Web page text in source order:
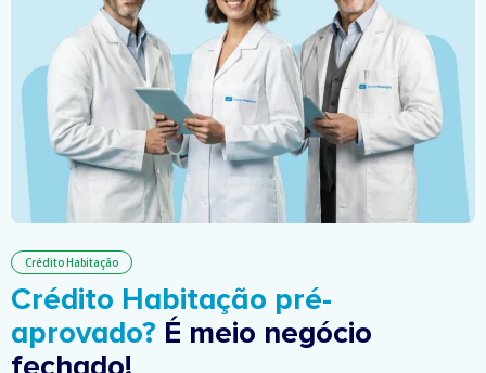
Crédito Habitação
Crédito Habitação pré-
aprovado? É meio negócio